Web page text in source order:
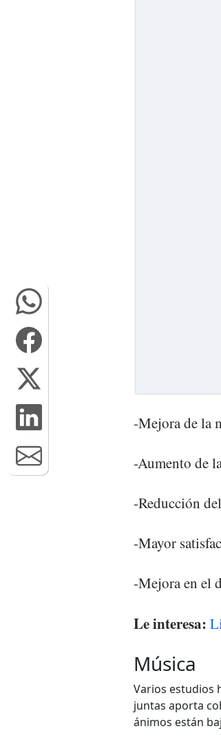
-Mejora de la
-Aumento de
-Reducción
-Mayor
-Mejora en el
Le interesa:
Música
Varios estudios
juntas aporta
ánimos están